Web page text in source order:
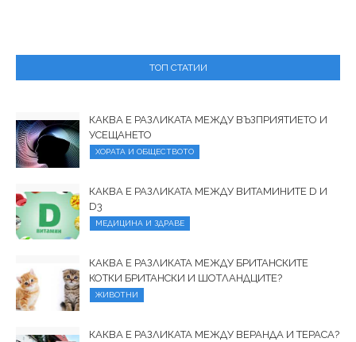
ТОП СТАТИИ
КАКВА Е РАЗЛИКАТА МЕЖДУ ВЪЗПРИЯТИЕТО И
УСЕЩАНЕТО
ХОРАТА И ОБЩЕСТВОТО
КАКВА Е РАЗЛИКАТА МЕЖДУ ВИТАМИНИТЕ D И
D3
МЕДИЦИНА И ЗДРАВЕ
КАКВА Е РАЗЛИКАТА МЕЖДУ БРИТАНСКИТЕ
КОТКИ БРИТАНСКИ И ШОТЛАНДЦИТЕ?
ЖИВОТНИ
КАКВА Е РАЗЛИКАТА МЕЖДУ ВЕРАНДА И ТЕРАСА?